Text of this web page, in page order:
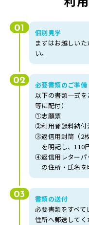
01
個別見学
まずはお越しい
い。
02
必要書類のご準備
以下の書類一式
等に配付）
①志願票
②利用登録料納付
③返信用封筒（2
を明記し、110
④返信用レター
の住所・氏名を
03
書類の送付
必要書類をすべ
住所へ郵送してく